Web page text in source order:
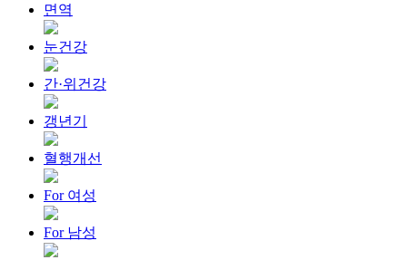
면역
눈건강
간·위건강
갱년기
혈행개선
For 여성
For 남성